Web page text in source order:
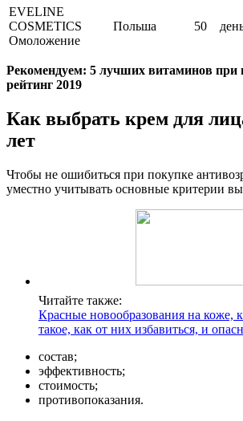
EVELINE
COSMETICS
Омоложение
Польша 50
Рекомендуем: 5 лучших витаминов при
рейтинг 2019
Как выбрать крем для
лет
Чтобы не ошибиться при покупке
уместно учитывать основные критерии
Читайте также:
Красные новообразования на коже,
такое, как от них избавиться, и
состав;
эффективность;
стоимость;
противопоказания.